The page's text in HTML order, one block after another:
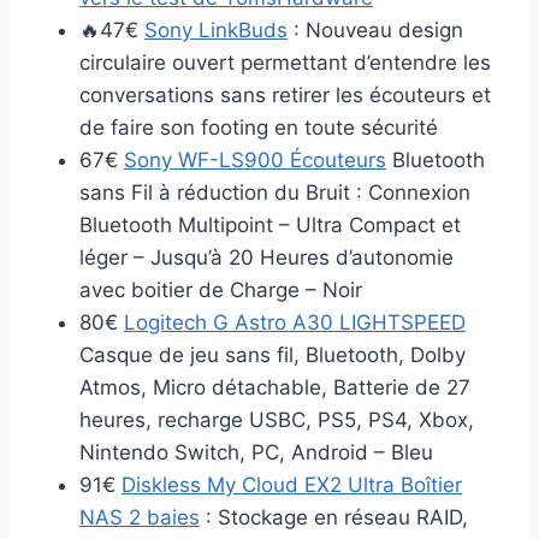
🔥47€ Sony LinkBuds : Nouveau design
circulaire ouvert permettant d’entendre les
conversations sans retirer les écouteurs et
de faire son footing en toute sécurité
67€ Sony WF-LS900 Écouteurs Bluetooth
sans Fil à réduction du Bruit : Connexion
Bluetooth Multipoint – Ultra Compact et
léger – Jusqu’à 20 Heures d’autonomie
avec boitier de Charge – Noir
80€ Logitech G Astro A30 LIGHTSPEED
Casque de jeu sans fil, Bluetooth, Dolby
Atmos, Micro détachable, Batterie de 27
heures, recharge USBC, PS5, PS4, Xbox,
Nintendo Switch, PC, Android – Bleu
91€ Diskless My Cloud EX2 Ultra Boîtier
NAS 2 baies : Stockage en réseau RAID,